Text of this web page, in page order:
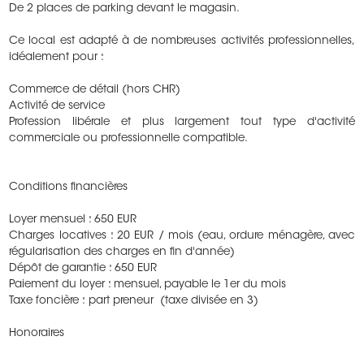
De 2 places de parking devant le magasin.
Ce local est adapté à de nombreuses activités professionnelles,
idéalement pour :
Commerce de détail (hors CHR)
Activité de service
Profession libérale et plus largement tout type d'activité
commerciale ou professionnelle compatible.
Conditions financières
Loyer mensuel : 650 EUR
Charges locatives : 20 EUR / mois (eau, ordure ménagère, avec
régularisation des charges en fin d'année)
Dépôt de garantie : 650 EUR
Paiement du loyer : mensuel, payable le 1er du mois
Taxe foncière : part preneur (taxe divisée en 3)
Honoraires